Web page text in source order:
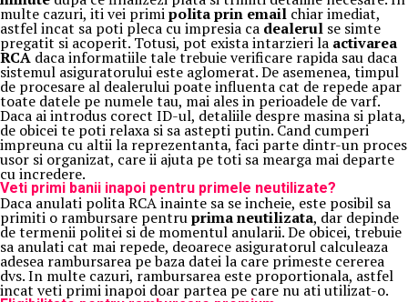
multe cazuri, iti vei primipolita prin email chiar imediat,
astfel incat sa poti pleca cu impresia ca dealerul se simte
pregatit si acoperit. Totusi, pot exista intarzieri la activarea
RCA daca informatiile tale trebuie verificare rapida sau daca
sistemul asiguratorului este aglomerat. De asemenea, timpul
de procesare al dealerului poate influenta cat de repede apar
toate datele pe numele tau, mai ales in perioadele de varf.
Daca ai introdus corect ID-ul, detaliile despre masina si plata,
de obicei te poti relaxa si sa astepti putin. Cand cumperi
impreuna cu altii la reprezentanta, faci parte dintr-un proces
usor si organizat, care ii ajuta pe toti sa mearga mai departe
cu incredere.
Veti primi banii inapoi pentru primele neutilizate?
Daca anulati polita RCA inainte sa se incheie, este posibil sa
primiti o rambursare pentruprima neutilizata, dar depinde
de termenii politei si de momentul anularii. De obicei, trebuie
sa anulati cat mai repede, deoarece asiguratorul calculeaza
adesea rambursarea pe baza datei la care primeste cererea
dvs. In multe cazuri, rambursarea este proportionala, astfel
incat veti primi inapoi doar partea pe care nu ati utilizat-o.